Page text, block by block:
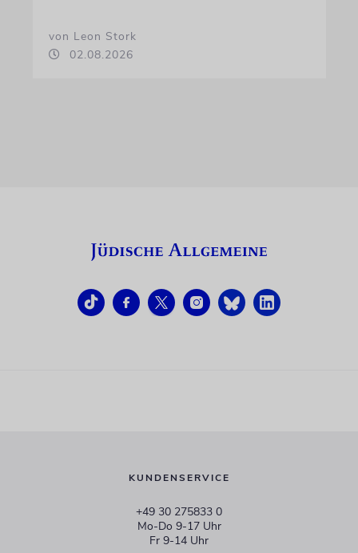
von Leon Stork
02.08.2026
KUNDENSERVICE
+49 30 275833 0
Mo-Do 9-17 Uhr
Fr 9-14 Uhr